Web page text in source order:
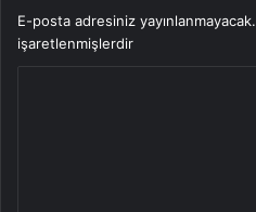
E-posta adresiniz yayınlanmayacak.
işaretlenmişlerdir